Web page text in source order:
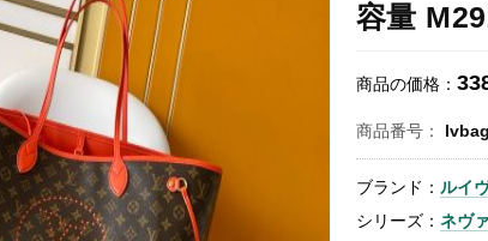
容量
商品の価格：
商品番号：
ブランド： ルイ
シリーズ： ネヴ